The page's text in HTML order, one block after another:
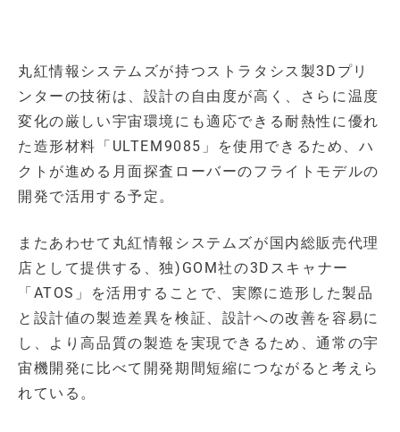
丸紅情報システムズが持つストラタシス製3Dプリ
ンターの技術は、設計の自由度が高く、さらに温度
変化の厳しい宇宙環境にも適応できる耐熱性に優れ
た造形材料「ULTEM9085」を使用できるため、ハ
クトが進める月面探査ローバーのフライトモデルの
開発で活用する予定。
またあわせて丸紅情報システムズが国内総販売代理
店として提供する、独)GOM社の3Dスキャナー
「ATOS」を活用することで、実際に造形した製品
と設計値の製造差異を検証、設計への改善を容易に
し、より高品質の製造を実現できるため、通常の宇
宙機開発に比べて開発期間短縮につながると考えら
れている。